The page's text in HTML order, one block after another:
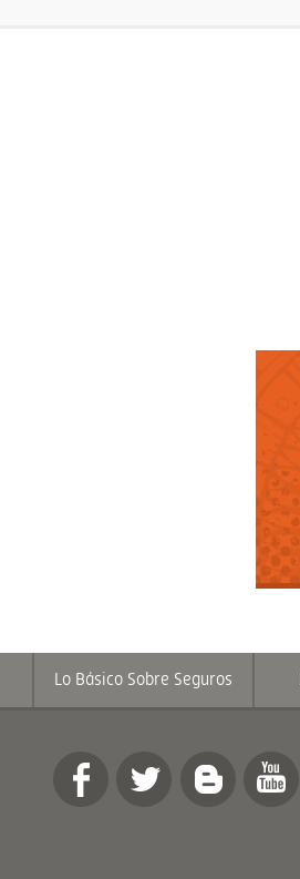
Lo Básico Sobre Seguros